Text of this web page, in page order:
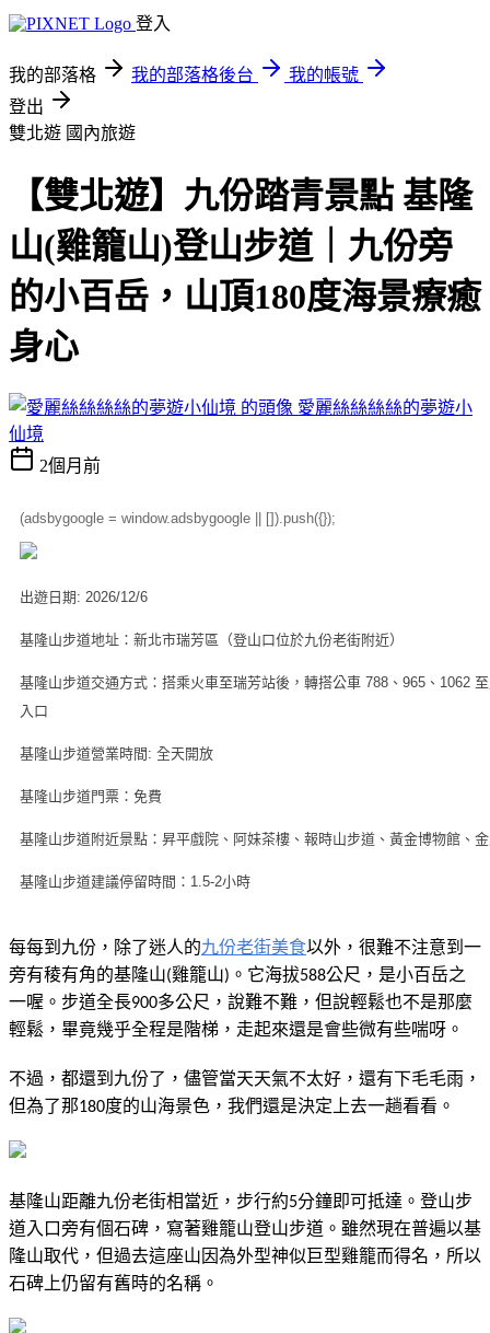
登入
我的部落格 我的部落格後台
我的帳號
登出
雙北遊 國內旅遊
【雙北遊】九份踏青景點 基隆
山(雞籠山)登山步道｜九份旁
的小百岳，山頂180度海景療癒
身心
愛麗絲絲絲絲的夢遊小
仙境
2個月前
(adsbygoogle = window.adsbygoogle || []).push({});
出遊日期: 2026/12/6
基隆山步道地址：新北市瑞芳區（登山口位於九份老街附近）
基隆山步道交通方式：搭乘火車至瑞芳站後，轉搭公車 788、965、1062
入口
基隆山步道營業時間: 全天開放
基隆山步道門票：免費
基隆山步道附近景點：昇平戲院、阿妹茶樓、報時山步道、黃金博物館、
基隆山步道建議停留時間：1.5-2小時
每每到九份，除了迷人的九份老街美食以外 ，很難不注意到一
旁有稜有角的基隆山(雞籠山) 。它海拔588公尺，是小百岳之
一喔。步道全長900多公尺，說難不難，但說輕鬆也不是那麼
輕鬆，畢竟幾乎全程是階梯，走起來還是會些微有些喘呀。
不過，都還到九份了，儘管當天天氣不太好，還有下毛毛雨，
但為了那180度的山海景色，我們還是決定上去一趟看看。
基隆山距離九份老街相當近，步行約5分鐘即可抵達。登山步
道入口旁有個石碑，寫著雞籠山登山步道。雖然現在普遍以基
隆山取代，但過去這座山因為外型神似巨型雞籠而得名，所以
石碑上仍留有舊時的名稱。